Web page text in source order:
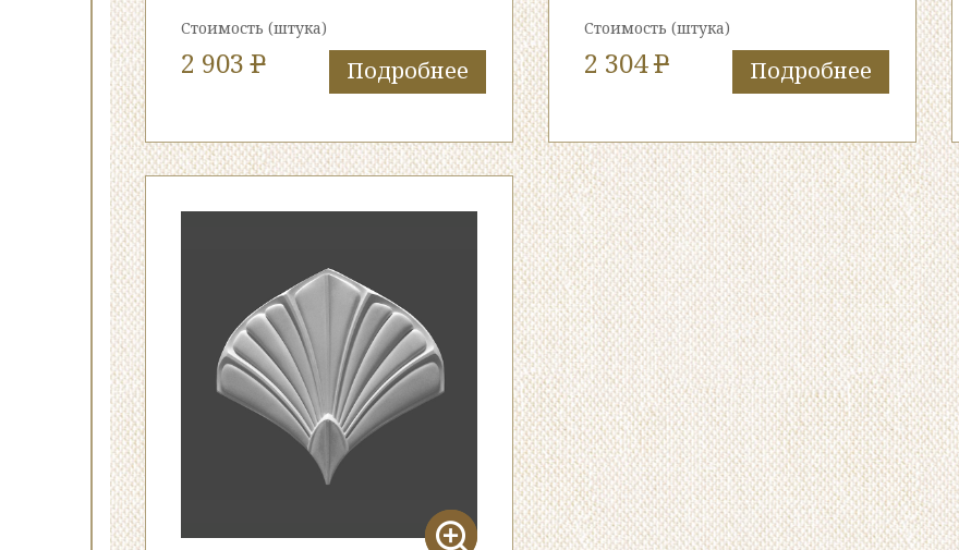
Стоимость (штука)
2 903P Подробнее
Стоимость (штука)
2 304P Подробнее